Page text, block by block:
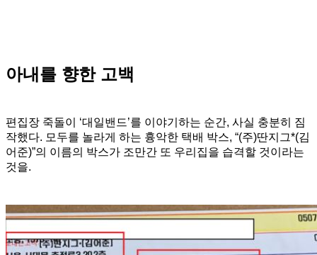
아내를 향한 고백
편집장 죽돌이 ‘대일밴드’를 이야기하는 순간, 사실 충분히 짐
작했다. 모두를 놀라게 하는 흉악한 택배 박스, “(주)딴지그*(김
어준)”의 이름의 박스가 조만간 또 우리집을 습격할 것이라는
것을.